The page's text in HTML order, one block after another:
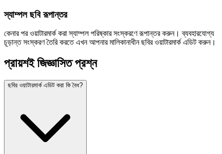
স্যাম্পল ছবি রূপান্তর
কেনার পর ওয়াটারমার্ক করা স্যাম্পল পরিষ্কার সংস্করণে রূপান্তর করুন। ব্যবহারযোগ্য
চূড়ান্ত সংস্করণ তৈরি করতে এখন আপনার মালিকানাধীন ছবির ওয়াটারমার্ক এডিট করুন।
প্রায়শই জিজ্ঞাসিত প্রশ্ন
ছবির ওয়াটারমার্ক এডিট করা কি বৈধ?